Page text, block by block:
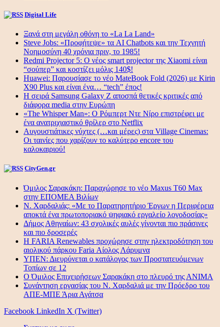
Digital Life
Ξανά στη μεγάλη οθόνη το «La La Land»
Steve Jobs: «Προφήτεψε» τα AI Chatbots και την Τεχνητή
Νοημοσύνη 40 χρόνια πριν, το 1985!
Redmi Projector 5: Ο νέος smart projector της Xiaomi είναι
“σούπερ” και κοστίζει μόλις 140$!
Huawei: Παρουσίασε το νέο MateBook Fold (2026) με Kirin
X90 Plus και είναι ένα… “tech” έπος!
Η σειρά Samsung Galaxy Z αποσπά θετικές κριτικές από
διάφορα media στην Ευρώπη
«The Whisper Man»: Ο Ρόμπερτ Ντε Νίρο επιστρέφει με
ένα ανατριχιαστικό θρίλερ στο Netflix
Αυγουστιάτικες νύχτες (…και μέρες) στα Village Cinemas:
Οι ταινίες που χαρίζουν το καλύτερο encore του
καλοκαιριού!
CityGen.gr
Όμιλος Σαρακάκη: Παραχώρησε το νέο Maxus T60 Max
στην ΕΠΟΜΕΑ Βιλίων
Ν. Χαρδαλιάς: «Με το Παρατηρητήριο Έργων η Περιφέρεια
αποκτά ένα πρωτοποριακό ψηφιακό εργαλείο λογοδοσίας»
Δήμος Αθηναίων: 43 σχολικές αυλές γίνονται πιο πράσινες
και πιο δροσερές
Η FARIA Renewables προχώρησε στην ηλεκτροδότηση του
αιολικού πάρκου Faria Αίολος Λάρυμνα
ΥΠΕΝ: Διευρύνεται ο κατάλογος των Προστατευόμενων
Τοπίων σε 12
O Όμιλος Επιχειρήσεων Σαρακάκη στο πλευρό της ΑΝΙΜΑ
Συνάντηση εργασίας του Ν. Χαρδαλιά με την Πρόεδρο του
ΑΠΕ-ΜΠΕ Άρια Αγάτσα
Facebook LinkedIn X (Twitter)